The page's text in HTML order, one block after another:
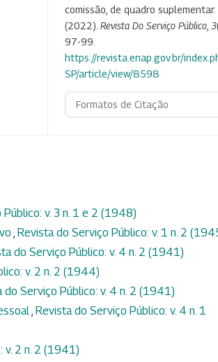
comissão, de quadro suplementar.
(2022). Revista Do Serviço Público 3
97-99.
https://revista.enap.gov.br/
SP/article/view/8598
Formatos de Citação
v. 3 n. 1 e 2 (1948)
, Revista do Serviço Público: v. 1 n. 2
do Serviço Público: v. 4 n. 2 (1941)
v. 2 n. 2 (1944)
do Serviço Público: v. 4 n. 2 (1941)
, Revista do Serviço Público: v. 4 n. 1
v. 2 n. 2 (1941)